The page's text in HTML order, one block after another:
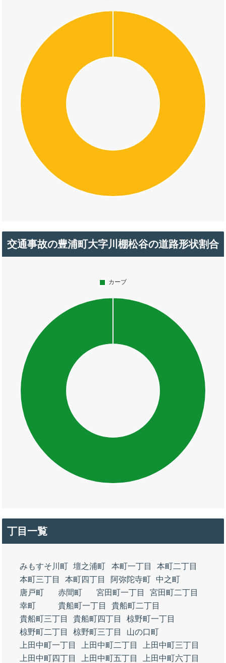
交通事故の豊浦町大字川棚松谷の道路形状割合
丁目一覧
みもすそ川町 壇之浦町 本町一丁目
本町二丁目
本町三丁目
本町四丁目 阿弥陀寺町
中之町
唐戸町
赤間町 宮田町一丁目
宮田町二丁目
幸町
貴船町一丁目
貴船町二丁目
貴船町三丁目
貴船町四丁目
椋野町一丁目
椋野町二丁目
椋野町三丁目
山の口町
上田中町一丁目
上田中町二丁目
上田中町三丁目
上田中町四丁目
上田中町五丁目
上田中町六丁目